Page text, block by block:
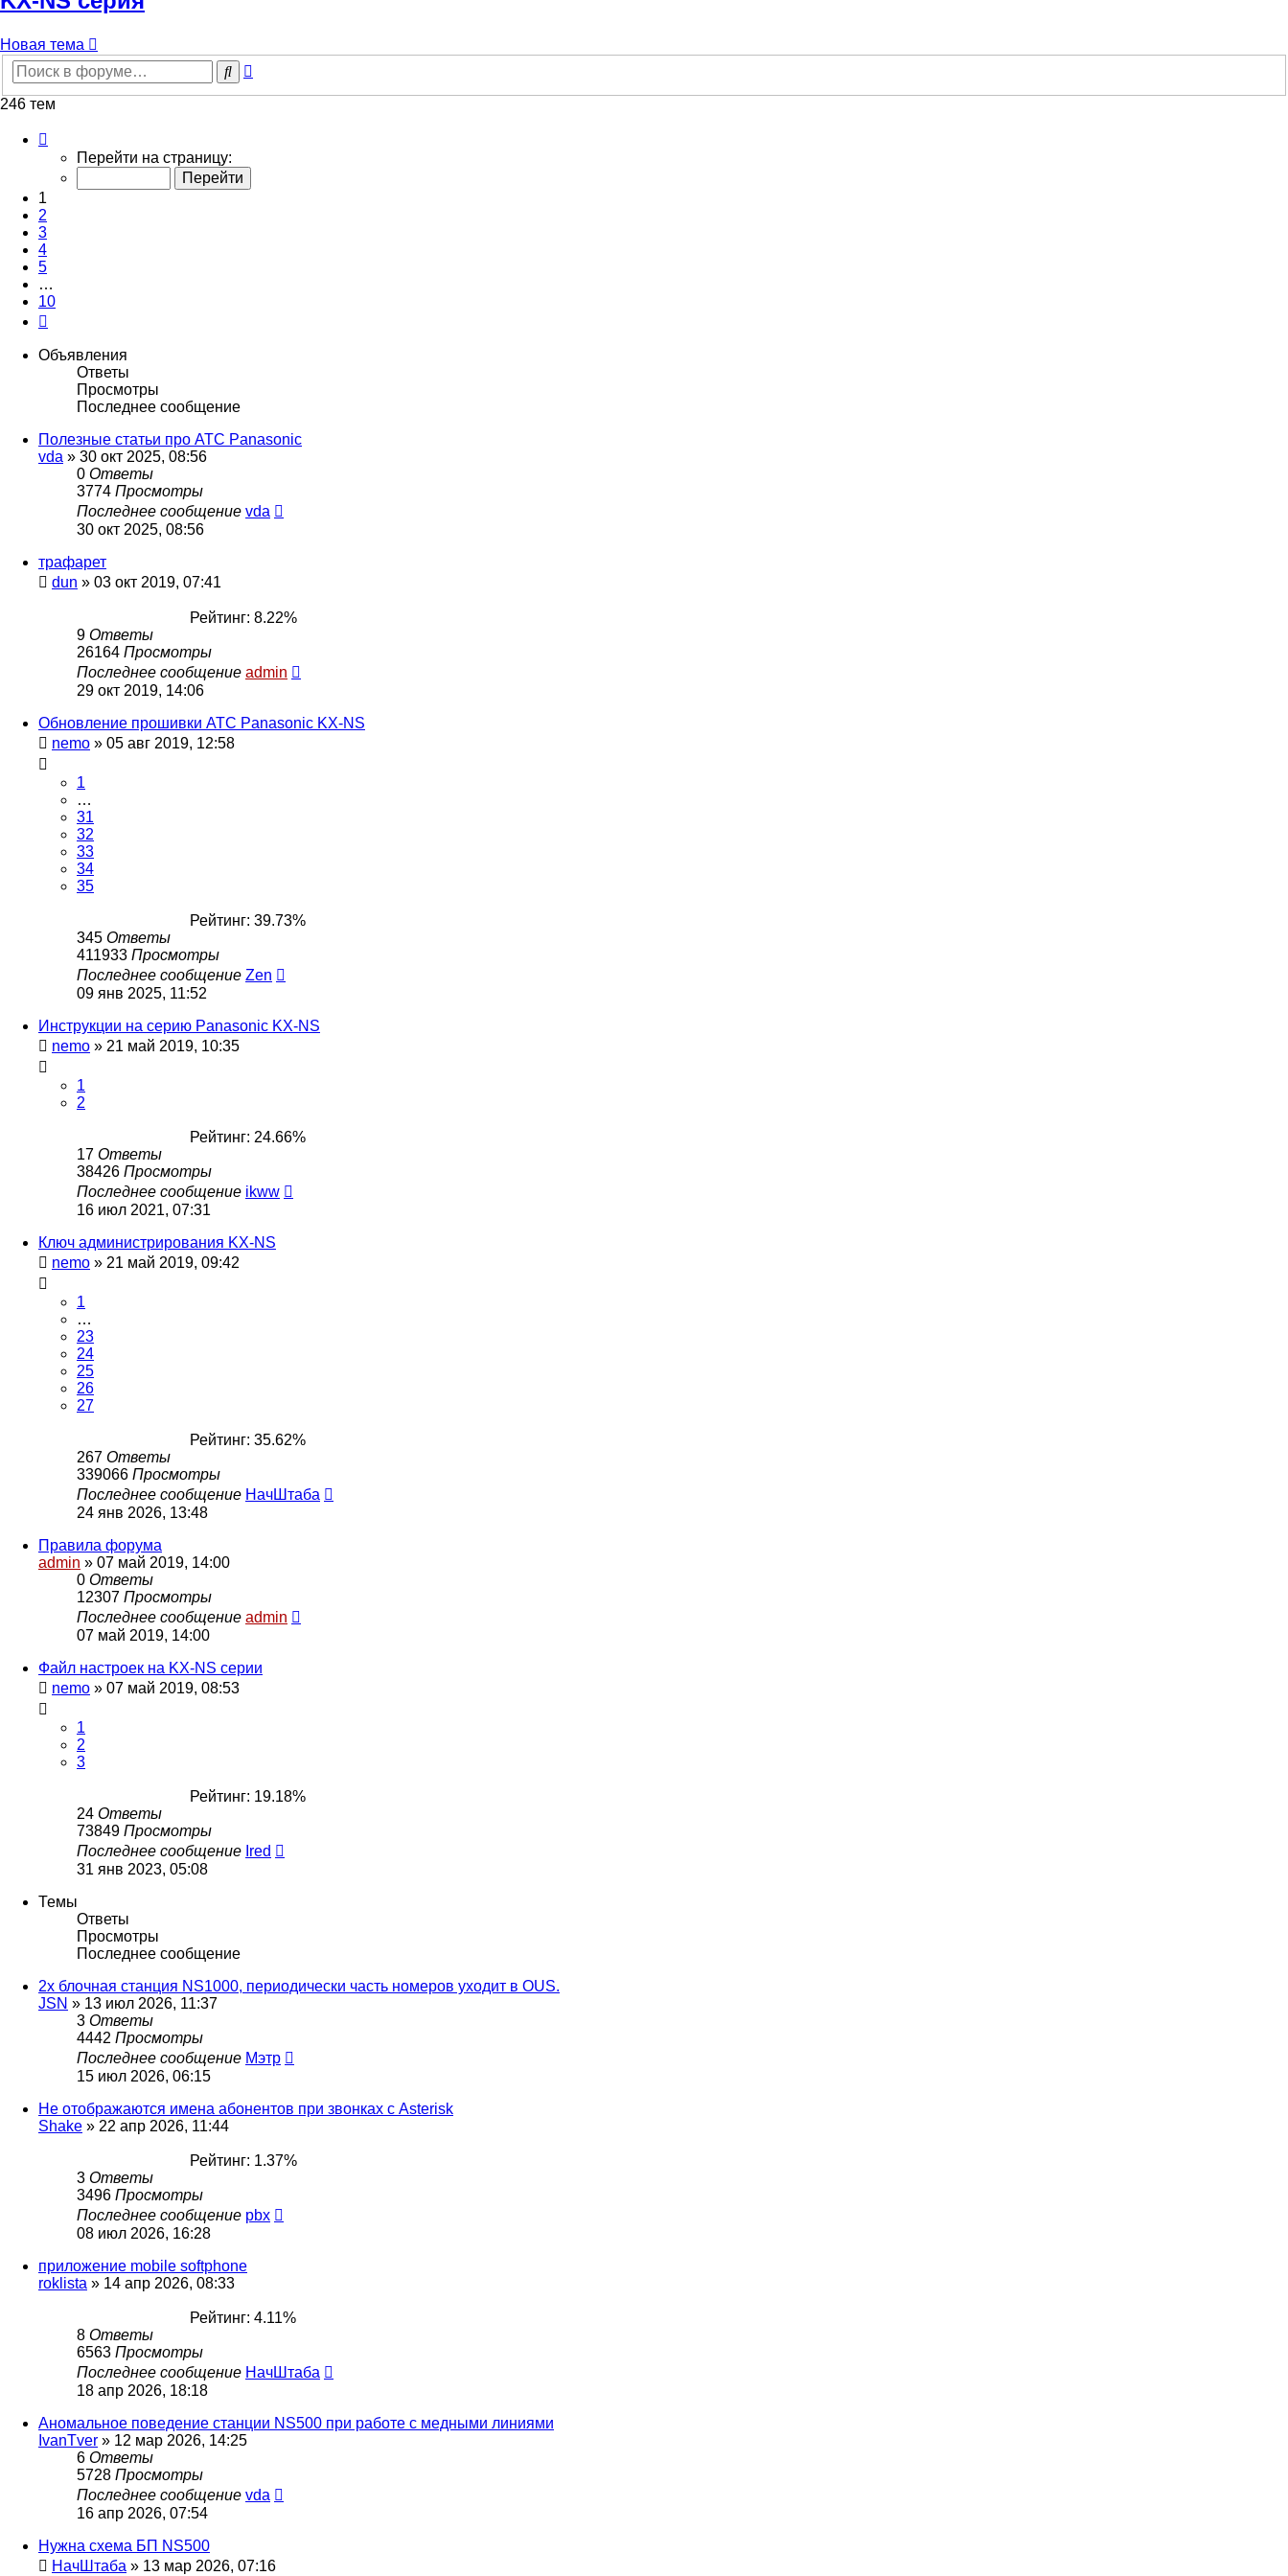
Новая тема
Поиск
246 тем
10
Перейти на страницу:
1
2
3
4
5
…
10
Объявления
Ответы
Просмотры
Последнее сообщение
Полезные статьи про АТС Panasonic
vda » 30 окт 2025, 08:56
0 Ответы
3774 Просмотры
Последнее сообщение vda
30 окт 2025, 08:56
трафарет
dun » 03 окт 2019, 07:41
Рейтинг: 8.22%
9 Ответы
26164 Просмотры
Последнее сообщение admin
29 окт 2019, 14:06
Обновление прошивки АТС Panasonic KX-NS
nemo » 05 авг 2019, 12:58
1
…
31
32
33
34
35
Рейтинг: 39.73%
345 Ответы
411933 Просмотры
Последнее сообщение Zen
09 янв 2025, 11:52
Инструкции на серию Panasonic KX-NS
nemo » 21 май 2019, 10:35
1
2
Рейтинг: 24.66%
17 Ответы
38426 Просмотры
Последнее сообщение ikww
16 июл 2021, 07:31
Ключ администрирования KX-NS
nemo » 21 май 2019, 09:42
1
…
23
24
25
26
27
Рейтинг: 35.62%
267 Ответы
339066 Просмотры
Последнее сообщение НачШтаба
24 янв 2026, 13:48
Правила форума
admin » 07 май 2019, 14:00
0 Ответы
12307 Просмотры
Последнее сообщение admin
07 май 2019, 14:00
Файл настроек на KX-NS серии
nemo » 07 май 2019, 08:53
1
2
3
Рейтинг: 19.18%
24 Ответы
73849 Просмотры
Последнее сообщение Ired
31 янв 2023, 05:08
Темы
Ответы
Просмотры
Последнее сообщение
2х блочная станция NS1000, периодически часть номеров уходит в OUS.
JSN » 13 июл 2026, 11:37
3 Ответы
4442 Просмотры
Последнее сообщение Мэтр
15 июл 2026, 06:15
Не отображаются имена абонентов при звонках с Asterisk
Shake » 22 апр 2026, 11:44
Рейтинг: 1.37%
3 Ответы
3496 Просмотры
Последнее сообщение pbx
08 июл 2026, 16:28
приложение mobile softphone
roklista » 14 апр 2026, 08:33
Рейтинг: 4.11%
8 Ответы
6563 Просмотры
Последнее сообщение НачШтаба
18 апр 2026, 18:18
Аномальное поведение станции NS500 при работе с медными линиями
IvanTver » 12 мар 2026, 14:25
6 Ответы
5728 Просмотры
Последнее сообщение vda
16 апр 2026, 07:54
Нужна схема БП NS500
НачШтаба » 13 мар 2026, 07:16